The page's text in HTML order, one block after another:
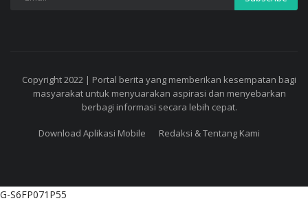
Copyright 2022 | Portal berita yang memberikan kesempatan bagi
masyarakat untuk menyuarakan aspirasi dan menyebarkan
berbagi informasi secara lebih cepat.
Download Aplikasi Mobile Redaksi & Tentang Kami
G-S6FP071P55